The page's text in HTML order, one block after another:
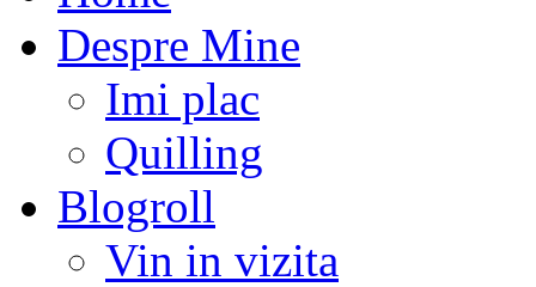
Despre Mine
Imi plac
Quilling
Blogroll
Vin in vizita